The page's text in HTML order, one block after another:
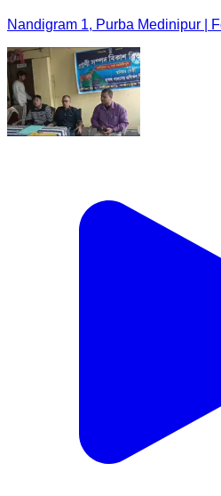
Nandigram 1, Purba Medinipur |